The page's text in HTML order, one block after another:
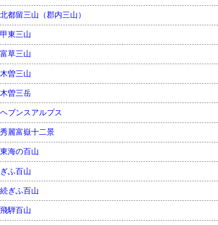
北都留三山（郡内三山）
甲東三山
富草三山
木曽三山
木曽三岳
ヘブンスアルプス
秀麗富嶽十二景
東海の百山
ぎふ百山
続ぎふ百山
飛騨百山